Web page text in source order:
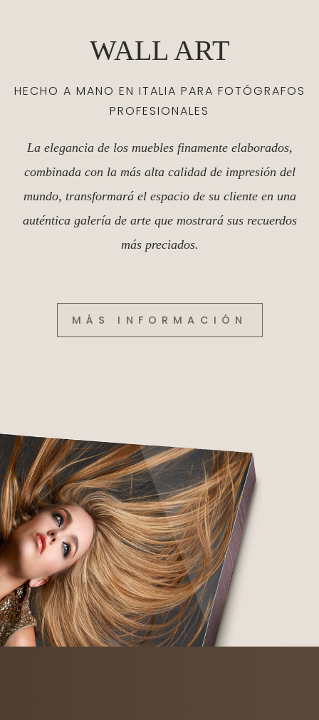
WALL ART
HECHO A MANO EN ITALIA PARA FOTÓGRAFOS
PROFESIONALES
La elegancia de los muebles finamente elaborados,
combinada con la más alta calidad de impresión del
mundo, transformará el espacio de su cliente en una
auténtica galería de arte que mostrará sus recuerdos
más preciados.
MÁS INFORMACIÓN